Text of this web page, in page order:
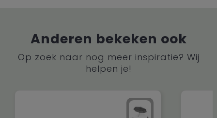
Anderen bekeken ook
Op zoek naar nog meer inspiratie? Wij
helpen je!